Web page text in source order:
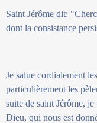
Saint Jérôme dit:
dont la consistance
Je salue cordialement
particulièrement les
suite de saint Jérôme,
Dieu, qui nous est